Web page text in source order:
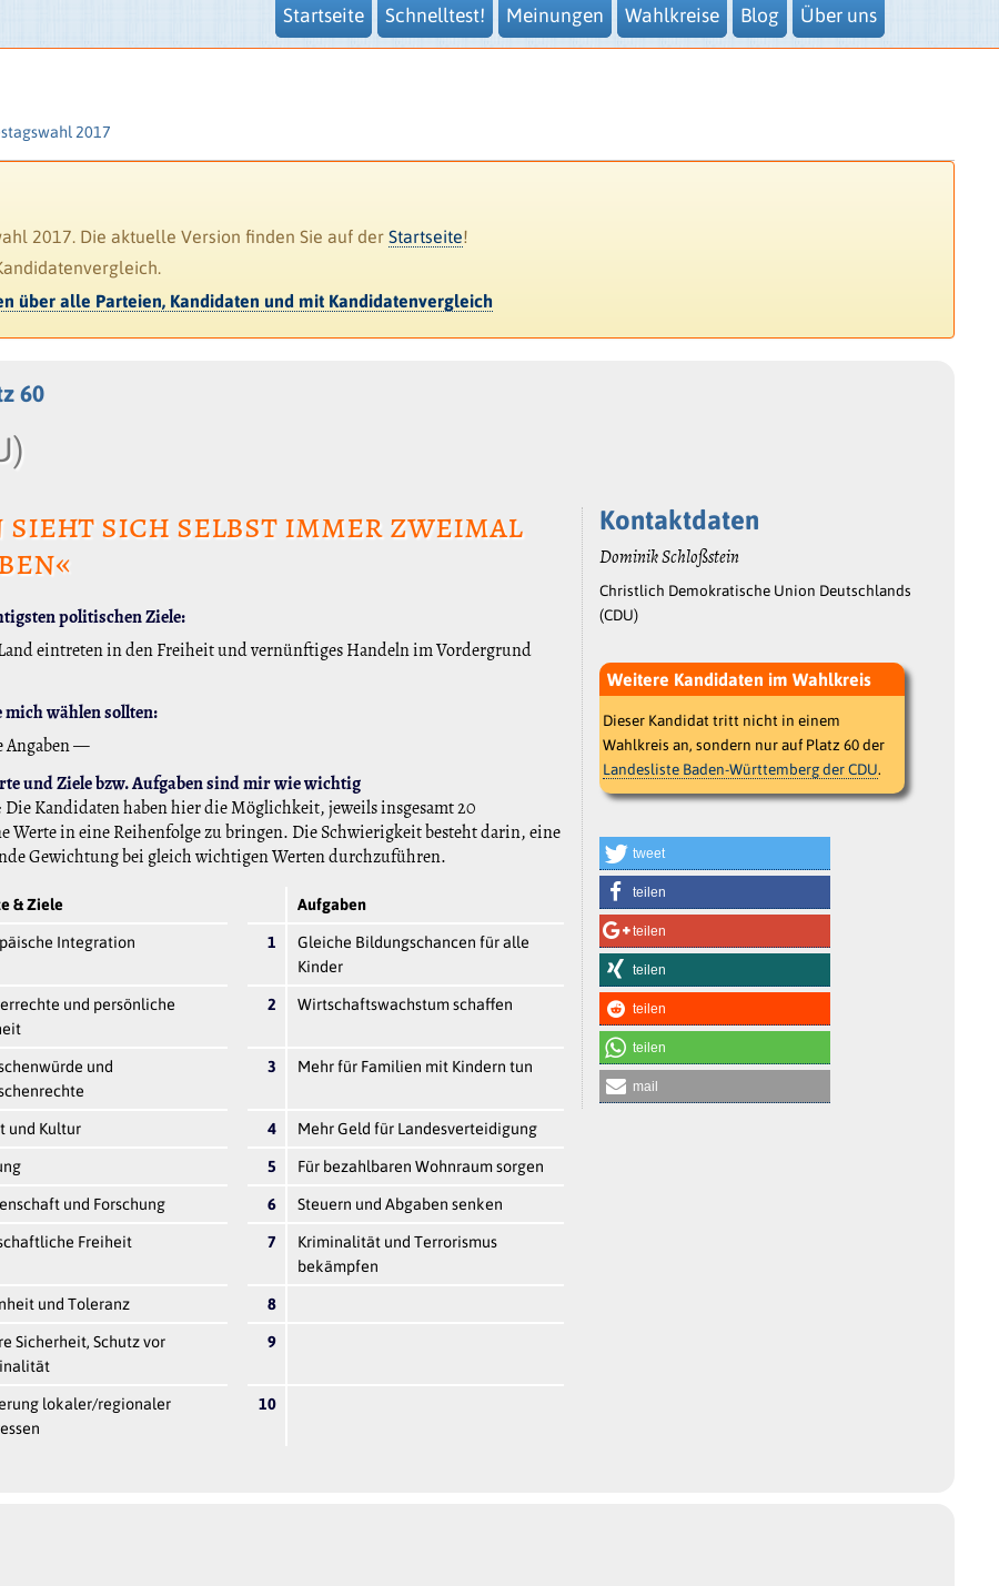
Startseite Schnelltest! Meinungen Wahlkreise Blog Über uns
2017
2017. Die aktuelle Version finden Sie auf derStartseite!
über alle Parteien, Kandidaten und mit Kandidatenvergleich
60
sieht sich selbst immer zweimal
politischen Ziele:
eintreten in den Freiheit und vernünftiges Handeln im Vordergrund
mich wählen sollten:
Angaben —
und Ziele bzw. Aufgaben sind mir wie wichtig
Die Kandidaten haben hier die Möglichkeit, jeweils insgesamt 20
Werte in eine Reihenfolge zu bringen. Die Schwierigkeit besteht darin, eine
Gewichtung bei gleich wichtigen Werten durchzuführen.
& Ziele Aufgaben
Integration 1
Gleiche Bildungschancen für alle
Kinder
und persönliche
2 Wirtschaftswachstum schaffen
und
3 Mehr für Familien mit Kindern tun
und Kultur 4 Mehr Geld für Landesverteidigung
5 Für bezahlbaren Wohnraum sorgen
und Forschung 6 Steuern und Abgaben senken
Freiheit 7
Kriminalität und Terrorismus
bekämpfen
und Toleranz 8
Sicherheit, Schutz vor
9
lokaler/regionaler
10
Kontaktdaten
Dominik Schloßstein
Christlich Demokratische Union Deutschlands
(CDU)
Weitere Kandidaten im Wahlkreis
Dieser Kandidat tritt nicht in einem
Wahlkreis an, sondern nur auf Platz 60 der
Landesliste Baden-Württemberg der CDU.
tweet
teilen
teilen
teilen
teilen
teilen
mail